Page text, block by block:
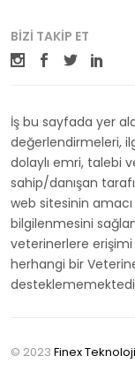
BIZI TAKIP ET
İş bu sayfada yer
değerlendirmeleri,
dolaylı emri, talebi
sahip/danışan
web sitesinin
bilgilenmesini
veterinerlere erişimi
herhangi bir
© 2023 Finex